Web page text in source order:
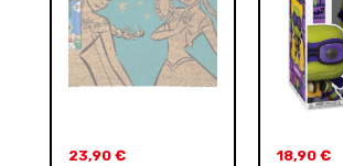
23,90 € 18,90 €